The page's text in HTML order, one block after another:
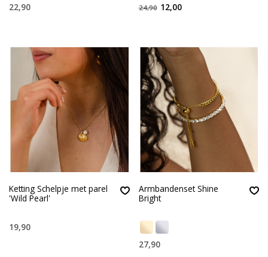
22,90 24,90 12,00
Ketting Schelpje met parel
'Wild Pearl'
19,90
Armbandenset Shine
Bright
27,90